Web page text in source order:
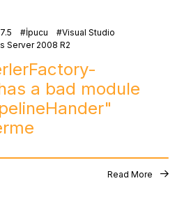
İpucu
Visual Studio
Server 2008 R2
a bad module
Read More